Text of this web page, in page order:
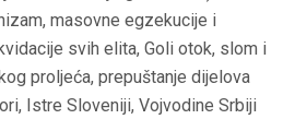
masovne egzekucije i
svih elita, Goli otok, slom i
proljeća, prepuštanje dijelova
Istre Sloveniji, Vojvodine Srbiji